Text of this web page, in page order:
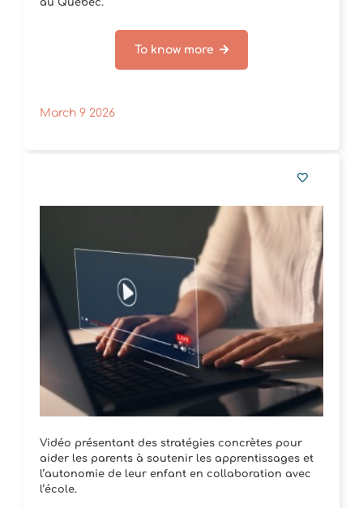
To know more
March 9 2026
Vidéo présentant des stratégies concrètes pour
aider les parents à soutenir les apprentissages et
l’autonomie de leur enfant en collaboration avec
l’école.